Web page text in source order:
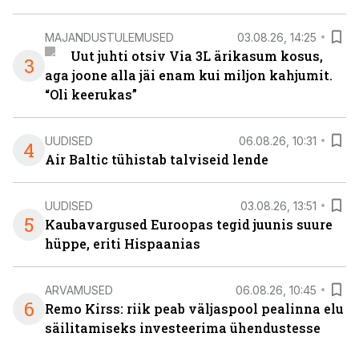
3
MAJANDUSTULEMUSED 03.08.26, 14:25
Uut juhti otsiv Via 3L ärikasum kosus,
aga joone alla jäi enam kui miljon kahjumit.
“Oli keerukas”
4 UUDISED 06.08.26, 10:31
Air Baltic tühistab talviseid lende
5
UUDISED 03.08.26, 13:51
Kaubavargused Euroopas tegid juunis suure
hüppe, eriti Hispaanias
6
ARVAMUSED 06.08.26, 10:45
Remo Kirss: riik peab väljaspool pealinna elu
säilitamiseks investeerima ühendustesse